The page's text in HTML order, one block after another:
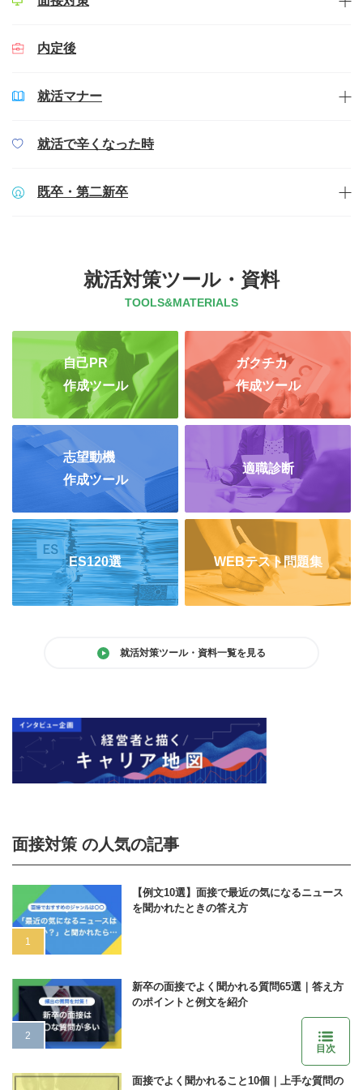
内定後
就活マナー
就活で辛くなった時
既卒・第二新卒
就活対策ツール・資料
TOOLS&MATERIALS
自己PR
作成ツール
ガクチカ
作成ツール
志望動機
作成ツール
適職診断
ES120選 WEBテスト問題集
就活対策ツール・資料一覧を見る
面接対策 の人気の記事
【例文10選】面接で最近の気になるニュース
を聞かれたときの答え方
新卒の面接でよく聞かれる質問65選｜答え方
のポイントと例文を紹介
面接でよく聞かれること10個｜上手な質問の
目次